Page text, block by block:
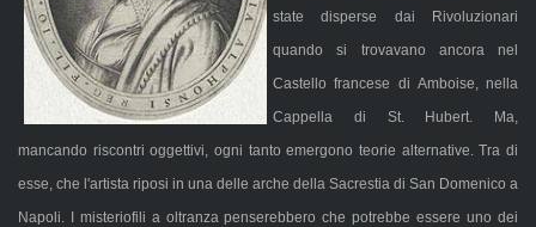
state disperse dai Rivoluzionari
quando si trovavano ancora nel
Castello francese di Amboise, nella
Cappella di St. Hubert. Ma,
mancando riscontri oggettivi, ogni tanto emergono teorie alternative. Tra di
esse, che l'artista riposi in una delle arche della Sacrestia di San Domenico a
Napoli. I misteriofili a oltranza penserebbero che potrebbe essere uno dei